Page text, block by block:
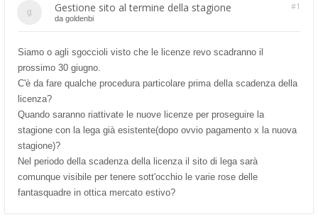
Gestione sito al termine della stagione #1
da goldenbi
Siamo o agli sgoccioli visto che le licenze revo scadranno il
prossimo 30 giugno.
C'è da fare qualche procedura particolare prima della scadenza della
licenza?
Quando saranno riattivate le nuove licenze per proseguire la
stagione con la lega già esistente(dopo ovvio pagamento x la nuova
stagione)?
Nel periodo della scadenza della licenza il sito di lega sarà
comunque visibile per tenere sott'occhio le varie rose delle
fantasquadre in ottica mercato estivo?